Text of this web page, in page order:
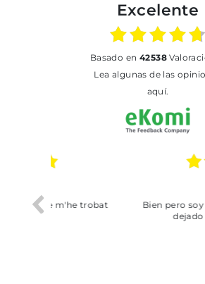
Excelente
basado en 42538
Lea algunas de las opiniones
aquí.
trobat
Bien pero soy de Vilafranca y
dejado recoger en